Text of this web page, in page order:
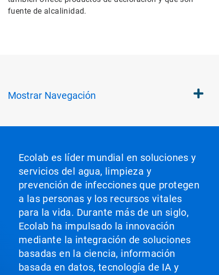
fuente de alcalinidad.
Mostrar Navegación
Ecolab es líder mundial en soluciones y
servicios del agua, limpieza y
prevención de infecciones que protegen
a las personas y los recursos vitales
para la vida. Durante más de un siglo,
Ecolab ha impulsado la innovación
mediante la integración de soluciones
basadas en la ciencia, información
basada en datos, tecnología de IA y